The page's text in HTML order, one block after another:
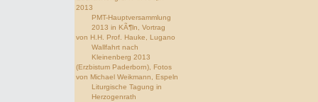
2013
PMT-Hauptversammlung
2013 in KÃ¶ln, Vortrag
von H.H. Prof. Hauke, Lugano
Wallfahrt nach
Kleinenberg 2013
(Erzbistum Paderborn), Fotos
von Michael Weikmann, Espeln
Liturgische Tagung in
Herzogenrath